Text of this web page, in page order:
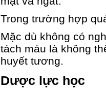
Trong trường hợp
Mặc dù không có
tách máu là không
huyết tương.
Dược lực học